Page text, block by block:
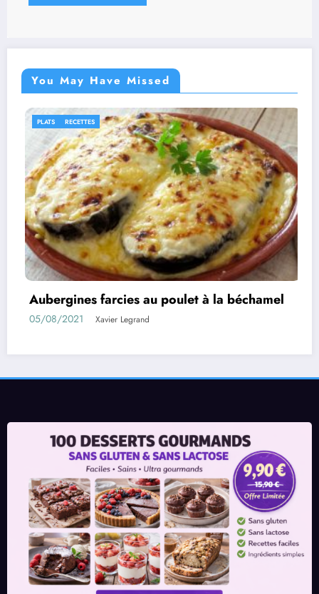
You May Have Missed
à la béchamel
IDÉES RECETTES RECETTES
Rouleaux d’aubergines